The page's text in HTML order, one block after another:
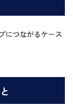
につながるケース